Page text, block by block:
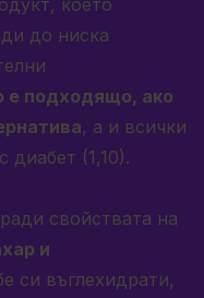
което
до ниска
е подходящо, ако
, а и всички
диабет (1,10).
свойствата на
и
си въглехидрати,